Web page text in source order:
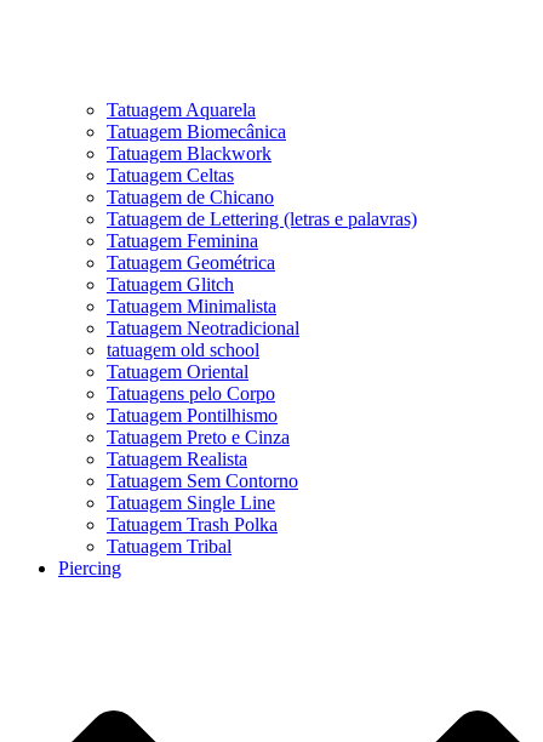
Tatuagem Aquarela
Tatuagem Biomecânica
Tatuagem Blackwork
Tatuagem Celtas
Tatuagem de Chicano
Tatuagem de Lettering (letras e palavras)
Tatuagem Feminina
Tatuagem Geométrica
Tatuagem Glitch
Tatuagem Minimalista
Tatuagem Neotradicional
tatuagem old school
Tatuagem Oriental
Tatuagens pelo Corpo
Tatuagem Pontilhismo
Tatuagem Preto e Cinza
Tatuagem Realista
Tatuagem Sem Contorno
Tatuagem Single Line
Tatuagem Trash Polka
Tatuagem Tribal
Piercing